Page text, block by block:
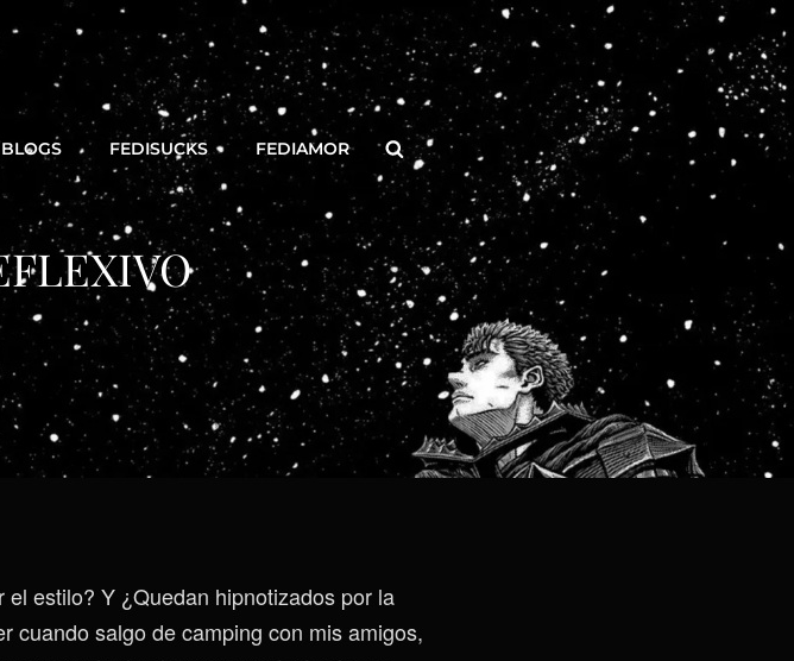
BLOGS FEDISUCKS FEDIAMOR Buscar
estilo? Y ¿Quedan hipnotizados por la
cuando salgo de camping con mis amigos,